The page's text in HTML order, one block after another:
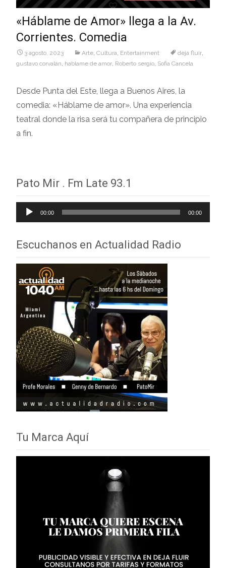
«Háblame de Amor» llega a la Av.
Corrientes. Comedia
3 agosto, 2023 Arte Cultura Entertainment deja fluir
gustavo corvalán hablame de amor Roberto sergio Sofia Cancela
Desde Punta del Este, llega a Buenos Aires, la
comedia: «Háblame de amor». Una experiencia
teatral donde la risa será tu compañera de principio
a fin.
Pato Mir . Fm Late 93.1
Reproductor
de
00:00 00:00
Escuchanos en Actualidad Radio
Tu Marca Aquí